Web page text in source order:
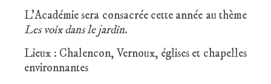
L’Académie sera consacrée cette année au thème
Les voix dans le jardin.
Lieux : Chalencon, Vernoux, églises et chapelles
environnantes